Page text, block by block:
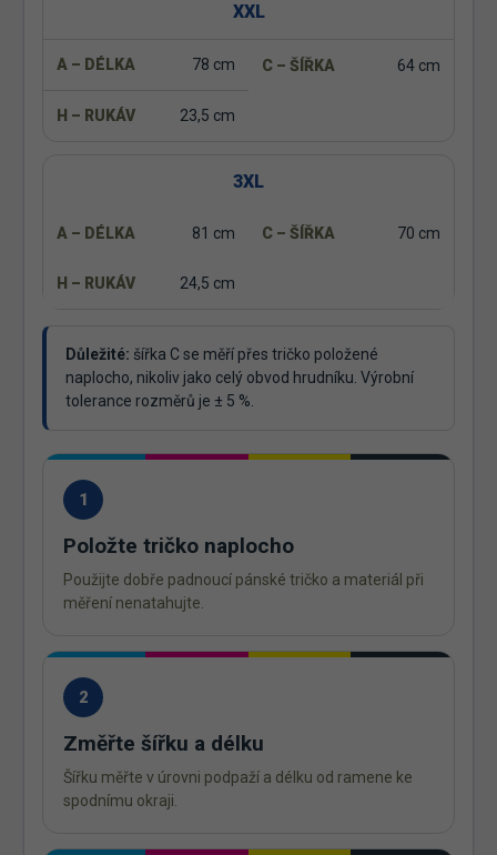
XXL
78 cm 64 cm
23,5 cm
3XL
81 cm 70 cm
24,5 cm
Důležité: šířka C se měří přes tričko položené
naplocho, nikoliv jako celý obvod hrudníku. Výrobní
tolerance rozměrů je ± 5 %.
1
Položte tričko naplocho
Použijte dobře padnoucí pánské tričko a materiál při
měření nenatahujte.
2
Změřte šířku a délku
Šířku měřte v úrovni podpaží a délku od ramene ke
spodnímu okraji.